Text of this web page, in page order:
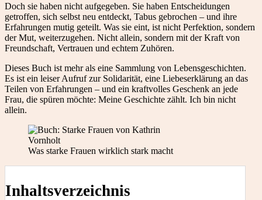
Doch sie haben nicht aufgegeben. Sie haben Entscheidungen
getroffen, sich selbst neu entdeckt, Tabus gebrochen – und ihre
Erfahrungen mutig geteilt. Was sie eint, ist nicht Perfektion, sondern
der Mut, weiterzugehen. Nicht allein, sondern mit der Kraft von
Freundschaft, Vertrauen und echtem Zuhören.
Dieses Buch ist mehr als eine Sammlung von Lebensgeschichten.
Es ist ein leiser Aufruf zur Solidarität, eine Liebeserklärung an das
Teilen von Erfahrungen – und ein kraftvolles Geschenk an jede
Frau, die spüren möchte: Meine Geschichte zählt. Ich bin nicht
allein.
Was starke Frauen wirklich stark macht
Inhaltsverzeichnis